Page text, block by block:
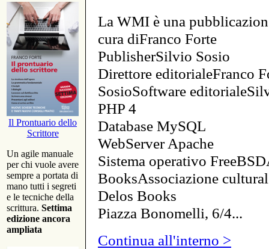
Il Prontuario dello
Scrittore
Un agile manuale
per chi vuole avere
sempre a portata di
mano tutti i segreti
e le tecniche della
scrittura. Settima
edizione ancora
ampliata
La WMI è una
cura diFranco Forte
PublisherSilvio Sosio
Direttore editorialeFranco
SosioSoftware
PHP 4
Database MySQL
WebServer Apache
Sistema operativo
BooksAssociazione
Delos Books
Piazza Bonomelli, 6/4...
Continua all'interno >